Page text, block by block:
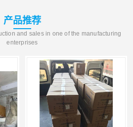
产品推荐
and sales in one of the manufacturing
enterprises